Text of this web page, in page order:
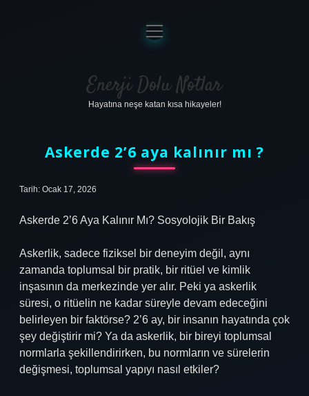
Anasayfa
Gizlilik Politikası
Yasal Uyarı
menüyü
aç
Enerji Dolu Notlar
Hayatına neşe katan kısa hikayeler!
Askerde 2’6 aya kalınır mı ?
Tarih: Ocak 17, 2026
Askerde 2’6 Aya Kalınır Mı? Sosyolojik Bir Bakış
Askerlik, sadece fiziksel bir deneyim değil, aynı
zamanda toplumsal bir pratik, bir ritüel ve kimlik
inşasının da merkezinde yer alır. Peki ya askerlik
süresi, o ritüelin ne kadar süreyle devam edeceğini
belirleyen bir faktörse? 2’6 ay, bir insanın hayatında çok
şey değiştirir mi? Ya da askerlik, bir bireyi toplumsal
normlarla şekillendirirken, bu normların ve sürelerin
değişmesi, toplumsal yapıyı nasıl etkiler?